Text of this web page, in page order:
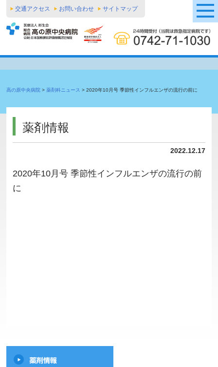
交通アクセス お問い合わせ サイトマップ
高の原中央病院 >薬剤科ニュース >2020年10月号 季節性インフルエンザの流行の前に
薬剤情報
2022.12.17
2020年10月号 季節性インフルエンザの流行の前
に